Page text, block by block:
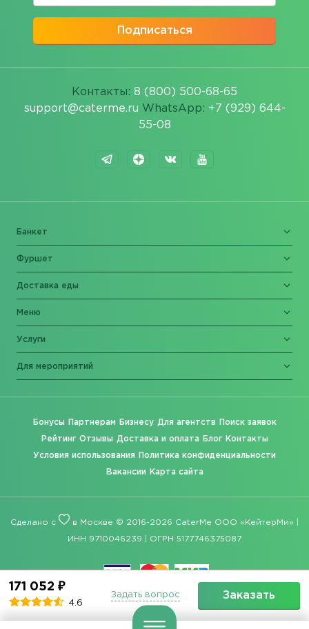
171 052 ₽
4.6
Заказать
Задать вопрос
Подписаться
Контакты: 8 (800) 500-68-65
support@caterme.ru WhatsApp: +7 (929) 644-
55-08
Банкет
Фуршет
Доставка еды
Меню
Услуги
Для мероприятий
Бонусы Партнерам Бизнесу Для агентств Поиск заявок
Рейтинг Отзывы Доставка и оплата Блог Контакты
Условия использования Политика конфиденциальности
Вакансии Карта сайта
Сделано с в Москве © 2016-2026 CaterMe ООО «КейтерМи» |
ИНН 9710046239 | ОГРН 5177746375087